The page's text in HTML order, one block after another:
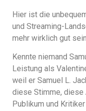
Hier ist die
und Streaming-
mehr wirklich gut
Kennte niemand
Leistung als
weil er Samuel L.
diese Stimme, diese
Publikum und